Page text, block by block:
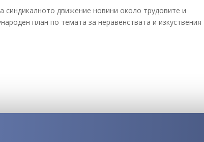
движение новини около трудовите и
план по темата за неравенствата и изкуствения